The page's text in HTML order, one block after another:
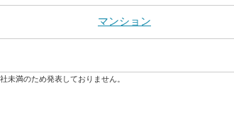
マンション
未満のため発表しておりません。